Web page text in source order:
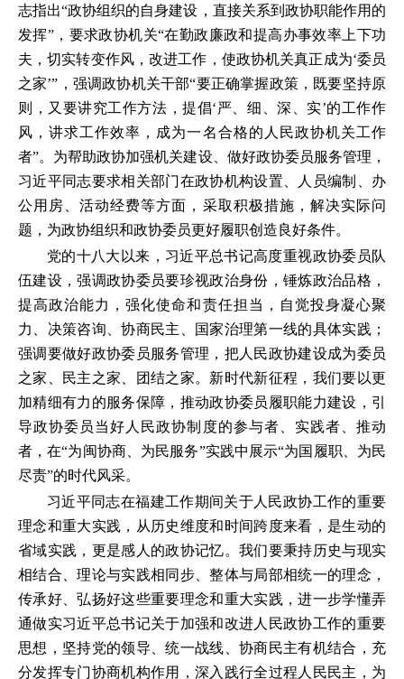
志指出“政协组织的自身建设，直接关系到政协职能作用的
发挥”，要求政协机关“在勤政廉政和提高办事效率上下功
夫，切实转变作风，改进工作，使政协机关真正成为‘委员
之家’”，强调政协机关干部“要正确掌握政策，既要坚持原
则，又要讲究工作方法，提倡‘严、细、深、实’的工作作
风，讲求工作效率，成为一名合格的人民政协机关工作
者”。为帮助政协加强机关建设、做好政协委员服务管理，
习近平同志要求相关部门在政协机构设置、人员编制、办
公用房、活动经费等方面，采取积极措施，解决实际问
题，为政协组织和政协委员更好履职创造良好条件。
党的十八大以来，习近平总书记高度重视政协委员队
伍建设，强调政协委员要珍视政治身份，锤炼政治品格，
提高政治能力，强化使命和责任担当，自觉投身凝心聚
力、决策咨询、协商民主、国家治理第一线的具体实践；
强调要做好政协委员服务管理，把人民政协建设成为委员
之家、民主之家、团结之家。新时代新征程，我们要以更
加精细有力的服务保障，推动政协委员履职能力建设，引
导政协委员当好人民政协制度的参与者、实践者、推动
者，在“为闽协商、为民服务”实践中展示“为国履职、为民
尽责”的时代风采。
习近平同志在福建工作期间关于人民政协工作的重要
理念和重大实践，从历史维度和时间跨度来看，是生动的
省域实践，更是感人的政协记忆。我们要秉持历史与现实
相结合、理论与实践相同步、整体与局部相统一的理念，
传承好、弘扬好这些重要理念和重大实践，进一步学懂弄
通做实习近平总书记关于加强和改进人民政协工作的重要
思想，坚持党的领导、统一战线、协商民主有机结合，充
分发挥专门协商机构作用，深入践行全过程人民民主，为